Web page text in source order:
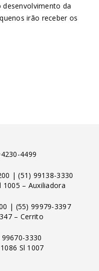
da
irão receber os
4499
|(51) 99138-3330
1005 – Auxiliadora
| (55) 99979-3397
– Cerrito
3330
Sl 1007